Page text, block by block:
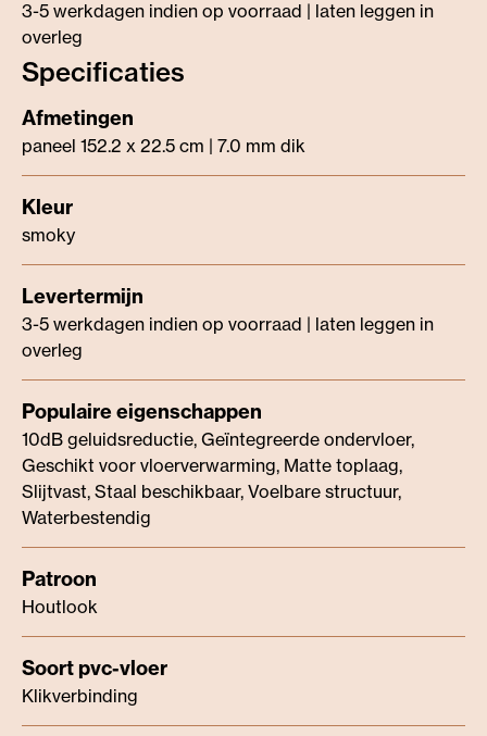
3-5 werkdagen indien op voorraad | laten leggen in
overleg
Specificaties
paneel 152.2 x 22.5 cm | 7.0 mm dik
smoky
3-5 werkdagen indien op voorraad | laten leggen in
overleg
10dB geluidsreductie, Geïntegreerde ondervloer,
Geschikt voor vloerverwarming, Matte toplaag,
Slijtvast, Staal beschikbaar, Voelbare structuur,
Waterbestendig
Houtlook
Klikverbinding